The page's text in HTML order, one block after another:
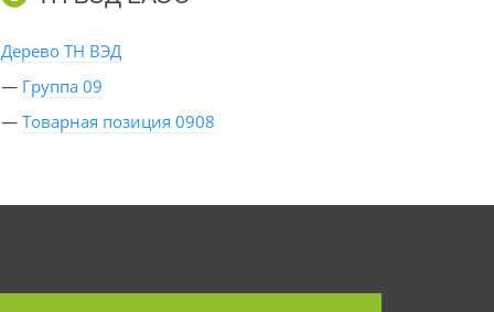
Дерево ТН ВЭД
— Группа 09
— Товарная позиция 0908